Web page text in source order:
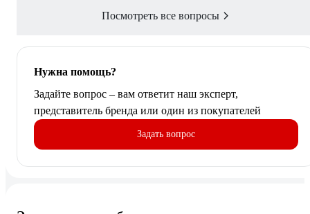
Посмотреть все вопросы
Нужна помощь?
Задайте вопрос – вам ответит наш эксперт,
представитель бренда или один из покупателей
Задать вопрос